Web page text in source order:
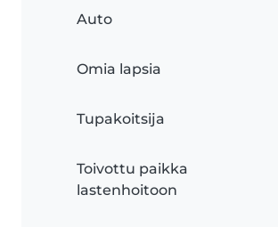
Auto
Omia lapsia
Tupakoitsija
Toivottu paikka
lastenhoitoon